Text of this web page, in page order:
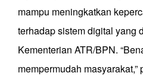
mampu meningkatkan
terhadap sistem digital yang
Kementerian ATR/BPN.
mempermudah